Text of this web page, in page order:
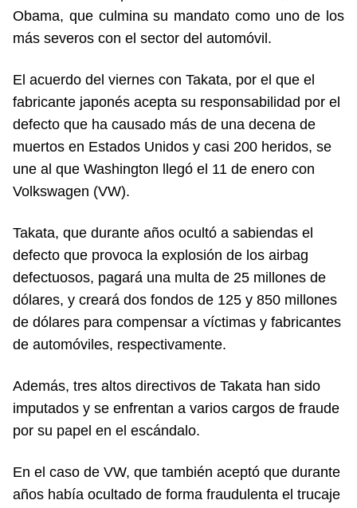
Obama, que culmina su mandato como uno de los
más severos con el sector del automóvil.
El acuerdo del viernes con Takata, por el que el
fabricante japonés acepta su responsabilidad por el
defecto que ha causado más de una decena de
muertos en Estados Unidos y casi 200 heridos, se
une al que Washington llegó el 11 de enero con
Volkswagen (VW).
Takata, que durante años ocultó a sabiendas el
defecto que provoca la explosión de los airbag
defectuosos, pagará una multa de 25 millones de
dólares, y creará dos fondos de 125 y 850 millones
de dólares para compensar a víctimas y fabricantes
de automóviles, respectivamente.
Además, tres altos directivos de Takata han sido
imputados y se enfrentan a varios cargos de fraude
por su papel en el escándalo.
En el caso de VW, que también aceptó que durante
años había ocultado de forma fraudulenta el trucaje